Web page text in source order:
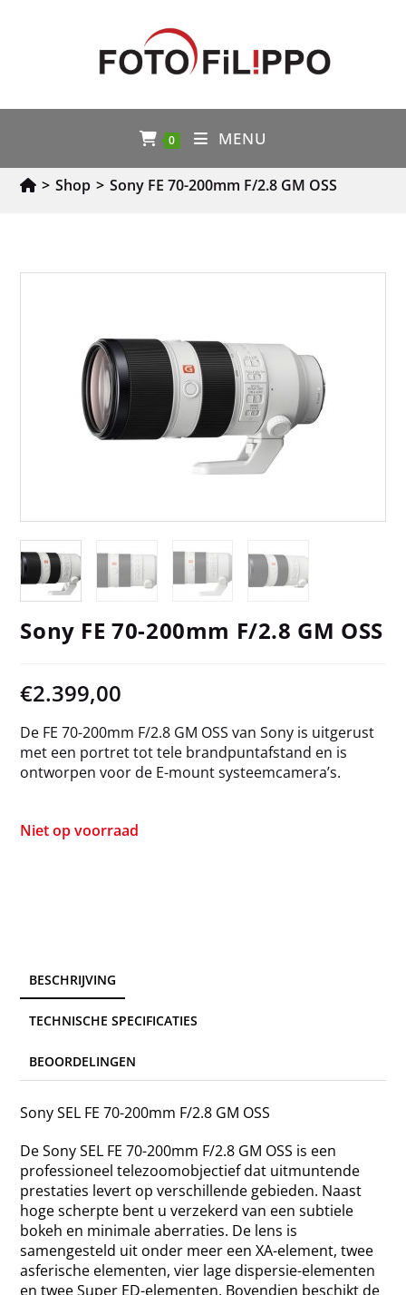
0 MENU
> Shop > Sony FE 70-200mm F/2.8 GM OSS
Sony FE 70-200mm F/2.8 GM OSS
€2.399,00
De FE 70-200mm F/2.8 GM OSS van Sony is uitgerust
met een portret tot tele brandpuntafstand en is
ontworpen voor de E-mount systeemcamera’s.
Niet op voorraad
BESCHRIJVING
TECHNISCHE SPECIFICATIES
BEOORDELINGEN
Sony SEL FE 70-200mm F/2.8 GM OSS
De Sony SEL FE 70-200mm F/2.8 GM OSS is een
professioneel telezoomobjectief dat uitmuntende
prestaties levert op verschillende gebieden. Naast
hoge scherpte bent u verzekerd van een subtiele
bokeh en minimale aberraties. De lens is
samengesteld uit onder meer een XA-element, twee
asferische elementen, vier lage dispersie-elementen
en twee Super ED-elementen. Bovendien beschikt de